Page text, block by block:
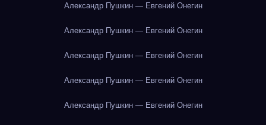
Александр Пушкин — Евгений Онегин
Александр Пушкин — Евгений Онегин
Александр Пушкин — Евгений Онегин
Александр Пушкин — Евгений Онегин
Александр Пушкин — Евгений Онегин